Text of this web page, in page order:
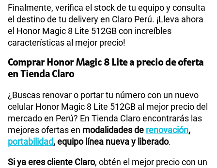
Finalmente, verifica el stock de tu equipo y consulta
el destino de tu delivery en Claro Perú. ¡Lleva ahora
el Honor Magic 8 Lite 512GB con increíbles
características al mejor precio!
Comprar Honor Magic 8 Lite a precio de oferta
en Tienda Claro
¿Buscas renovar o portar tu número con un nuevo
celular Honor Magic 8 Lite 512GB al mejor precio del
mercado en Perú? En Tienda Claro encontrarás las
mejores ofertas en modalidades de renovación,
portabilidad, equipo línea nueva y liberado.
Si ya eres cliente Claro, obtén el mejor precio con un